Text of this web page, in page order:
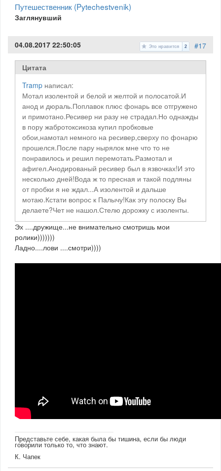
Путешественник (Pytechestvenik)
Заглянувший
#17
Это нравится 2
04.08.2017 22:50:05
Цитата
Tramp написал:
Мотал изолентой и белой и желтой и полосатой.И
анод и дюраль.Поплавок плюс фонарь все отгружено
и примотано.Ресивер ни разу не страдал.Но однажды
в пору жабротоксикоза купил пробковые
обои,намотал немного на ресивер,сверху по фонарю
прошелся.После пару нырялок мне что то не
понравилось и решил перемотать.Размотал и
афигел.Анодированый ресивер был в язвочках!И это
несколько дней!Вода ж то пресная и такой подляны
от пробки я не ждал...А изолентой и дальше
мотаю.Кстати вопрос к Палычу!Как эту полоску Вы
делаете?Чет не нашол.Стелю дорожку с изоленты.
Эх ....дружище...не внимательно смотришь мои
ролики)))))))
Ладно....лови ....смотри))))
Представьте себе, какая была бы тишина, если бы люди
говорили только то, что знают.
К. Чапек